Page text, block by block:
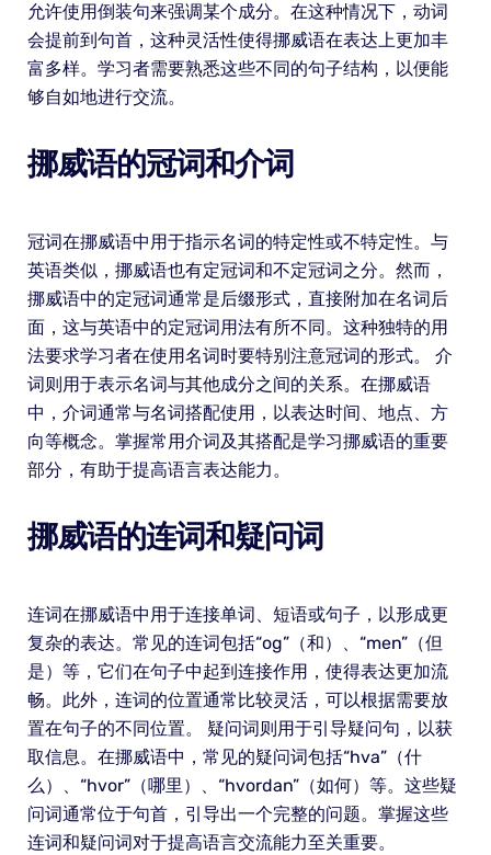
允许使用倒装句来强调某个成分。在这种情况下，动词
会提前到句首，这种灵活性使得挪威语在表达上更加丰
富多样。学习者需要熟悉这些不同的句子结构，以便能
够自如地进行交流。
挪威语的冠词和介词
冠词在挪威语中用于指示名词的特定性或不特定性。与
英语类似，挪威语也有定冠词和不定冠词之分。然而，
挪威语中的定冠词通常是后缀形式，直接附加在名词后
面，这与英语中的定冠词用法有所不同。这种独特的用
法要求学习者在使用名词时要特别注意冠词的形式。 介
词则用于表示名词与其他成分之间的关系。在挪威语
中，介词通常与名词搭配使用，以表达时间、地点、方
向等概念。掌握常用介词及其搭配是学习挪威语的重要
部分，有助于提高语言表达能力。
挪威语的连词和疑问词
连词在挪威语中用于连接单词、短语或句子，以形成更
复杂的表达。常见的连词包括“og”（和）、“men”（但
是）等，它们在句子中起到连接作用，使得表达更加流
畅。此外，连词的位置通常比较灵活，可以根据需要放
置在句子的不同位置。 疑问词则用于引导疑问句，以获
取信息。在挪威语中，常见的疑问词包括“hva”（什
么）、“hvor”（哪里）、“hvordan”（如何）等。这些疑
问词通常位于句首，引导出一个完整的问题。掌握这些
连词和疑问词对于提高语言交流能力至关重要。